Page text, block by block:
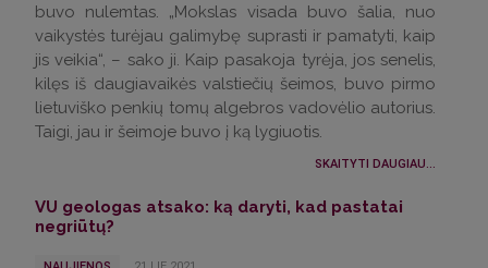
buvo nulemtas. „Mokslas visada buvo šalia, nuo
vaikystės turėjau galimybę suprasti ir pamatyti, kaip
jis veikia“, – sako ji. Kaip pasakoja tyrėja, jos senelis,
kilęs iš daugiavaikės valstiečių šeimos, buvo pirmo
lietuviško penkių tomų algebros vadovėlio autorius.
Taigi, jau ir šeimoje buvo į ką lygiuotis.
SKAITYTI DAUGIAU...
VU geologas atsako: ką daryti, kad pastatai
negriūtų?